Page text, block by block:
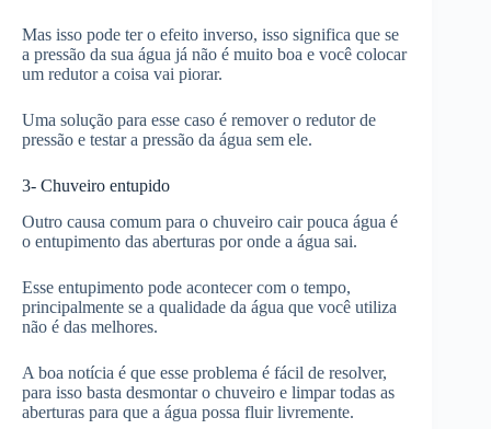
Mas isso pode ter o efeito inverso, isso significa que se
a pressão da sua água já não é muito boa e você colocar
um redutor a coisa vai piorar.
Uma solução para esse caso é remover o redutor de
pressão e testar a pressão da água sem ele.
3- Chuveiro entupido
Outro causa comum para o chuveiro cair pouca água é
o entupimento das aberturas por onde a água sai.
Esse entupimento pode acontecer com o tempo,
principalmente se a qualidade da água que você utiliza
não é das melhores.
A boa notícia é que esse problema é fácil de resolver,
para isso basta desmontar o chuveiro e limpar todas as
aberturas para que a água possa fluir livremente.